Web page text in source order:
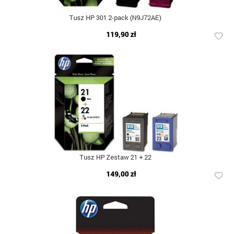
Tusz HP 301 2-pack (N9J72AE)
119,90 zł
Tusz HP Zestaw 21 + 22
149,00 zł